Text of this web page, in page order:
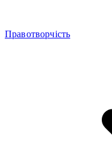
Правотворчість